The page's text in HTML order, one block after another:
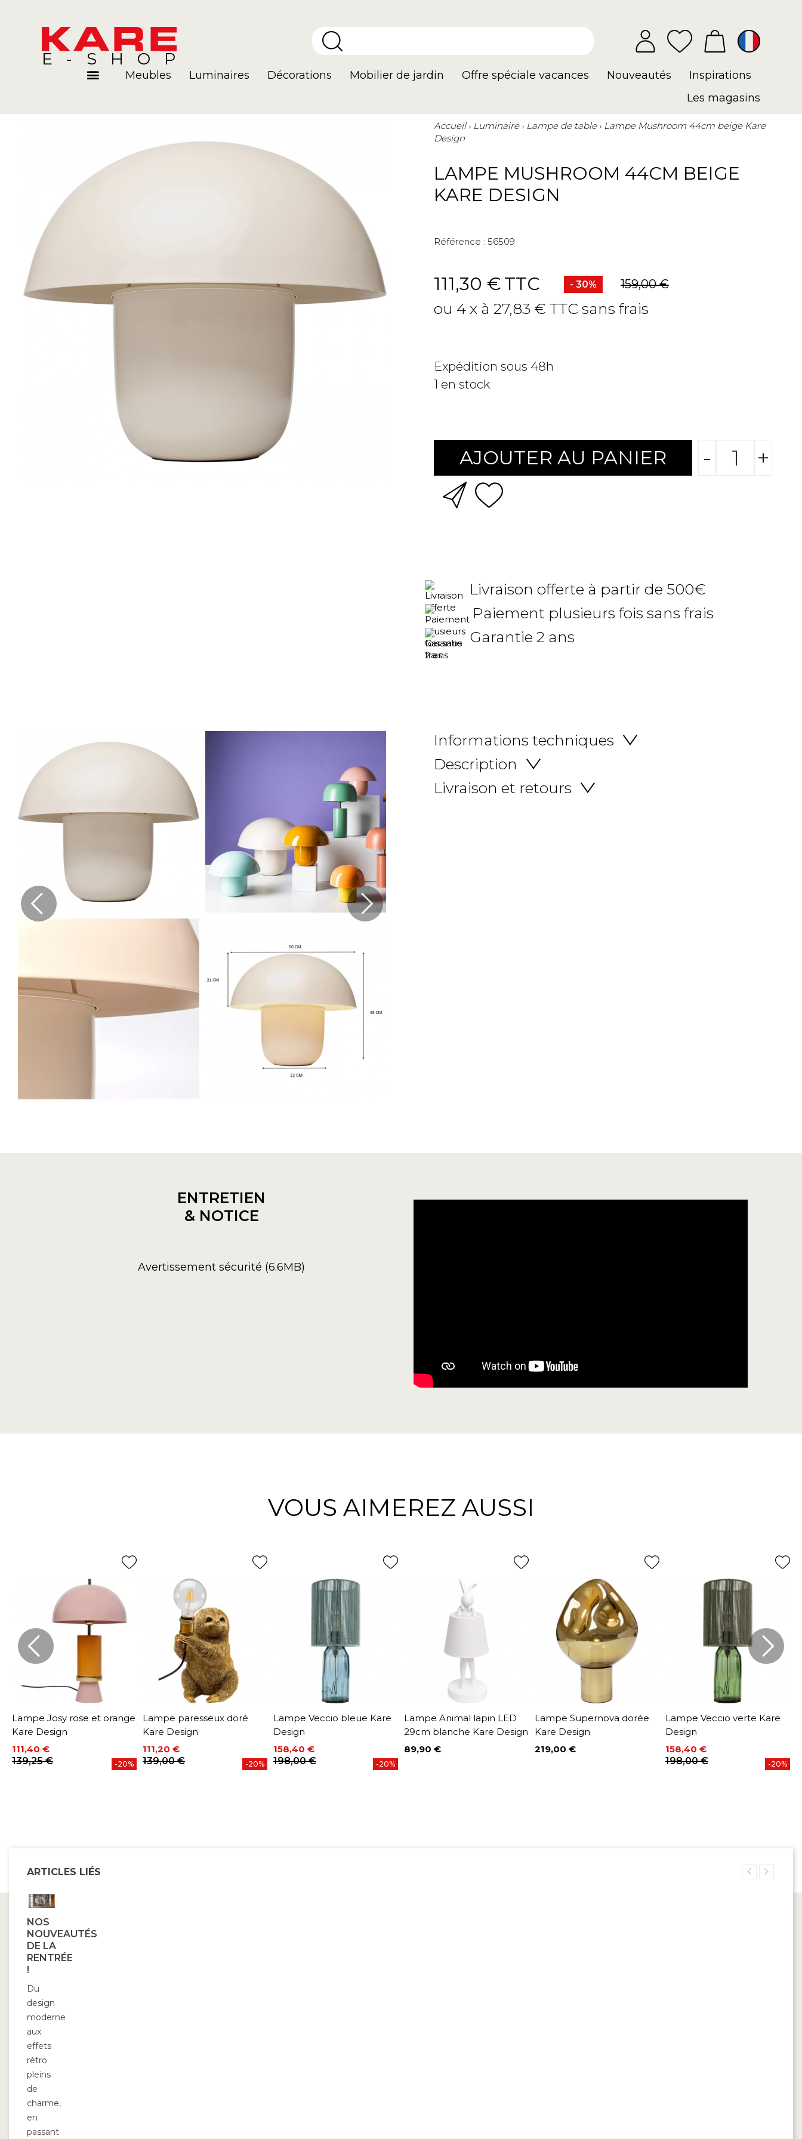
E-SHOP
Meubles Luminaires Décorations Mobilier de jardin Offre spéciale vacances Nouveautés
Inspirations
Les magasins
Accueil Luminaire Lampe de table
Lampe Mushroom 44cm beige Kare
Design
LAMPE MUSHROOM 44CM BEIGE
KARE DESIGN
Référence : 56509
111,30 €TTC - 30% 159,00 €
ou 4 x à 27,83 € TTC sans frais
Expédition sous 48h
1 en stock
AJOUTER AU PANIER - +
Livraison offerte à partir de 500€
Paiement plusieurs fois sans frais
Garantie 2 ans
Informations techniques
Description
Livraison et retours
ENTRETIEN
& NOTICE
Avertissement sécurité (6.6MB)
VOUS AIMEREZ AUSSI
Lampe Josy rose et orange
Kare Design
Prix
111,40 €
Prix de base
139,25 € -20%
Lampe paresseux doré
Kare Design
Prix
111,20 €
Prix de base
139,00 € -20%
Lampe Veccio bleue Kare
Design
Prix
158,40 €
Prix de base
198,00 € -20%
Lampe Animal lapin LED
29cm blanche Kare Design
Prix
89,90 €
Lampe Supernova dorée
Kare Design
Prix
219,00 €
Lampe Veccio verte Kare
Design
Prix
158,40 €
Prix de base
198,00 € -20%
ARTICLES LIÉS
NOS
NOUVEAUTÉS
DE LA
RENTRÉE
!
Du
design
moderne
aux
effets
rétro
pleins
de
charme,
en
passant